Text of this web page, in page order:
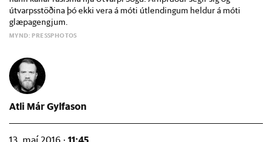
útvarpsstöðina þó ekki vera á móti útlendingum heldur á móti
glæpagengjum.
MYND: PRESSPHOTOS
Atli Már Gylfason
11:45